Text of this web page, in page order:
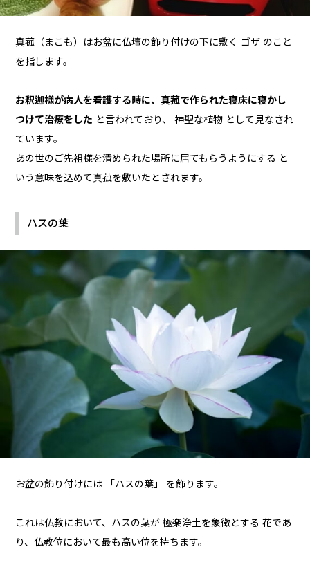
真菰（まこも）はお盆に仏壇の飾り付けの下に敷く ゴザ のこと
を指します。
お釈迦様が病人を看護する時に、真菰で作られた寝床に寝かし
つけて治療をした と言われており、 神聖な植物 として見なされ
ています。
あの世のご先祖様を清められた場所に居てもらうようにする と
いう意味を込めて真菰を敷いたとされます。
ハスの葉
お盆の飾り付けには 「ハスの葉」 を飾ります。
これは仏教において、ハスの葉が 極楽浄土を象徴とする 花であ
り、仏教位において最も高い位を持ちます。